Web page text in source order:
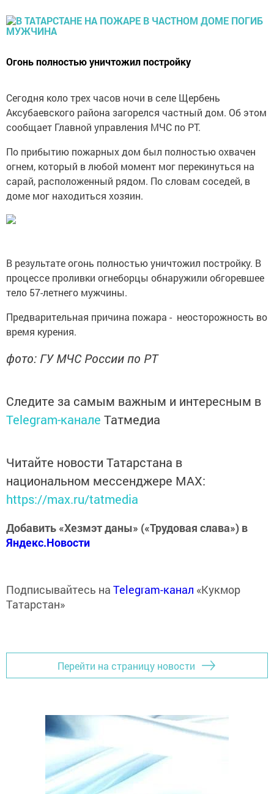
Огонь полностью уничтожил постройку
Сегодня коло трех часов ночи в селе Щербень
Аксубаевского района загорелся частный дом. Об этом
сообщает Главной управления МЧС по РТ.
По прибытию пожарных дом был полностью охвачен
огнем, который в любой момент мог перекинуться на
сарай, расположенный рядом. По словам соседей, в
доме мог находиться хозяин.
В результате огонь полностью уничтожил постройку. В
процессе проливки огнеборцы обнаружили обгоревшее
тело 57-летнего мужчины.
Предварительная причина пожара - неосторожность во
время курения.
фото: ГУ МЧС России по РТ
Следите за самым важным и интересным в
Telegram-канале Татмедиа
Читайте новости Татарстана в
национальном мессенджере MАХ:
https://max.ru/tatmedia
Добавить «Хезмэт даны» («Трудовая слава») в
Яндекс.Новости
Подписывайтесь на Telegram-канал «Кукмор
Татарстан»
Перейти на страницу новости